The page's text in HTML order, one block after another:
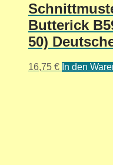
Butterick
50)
16,75 € In den